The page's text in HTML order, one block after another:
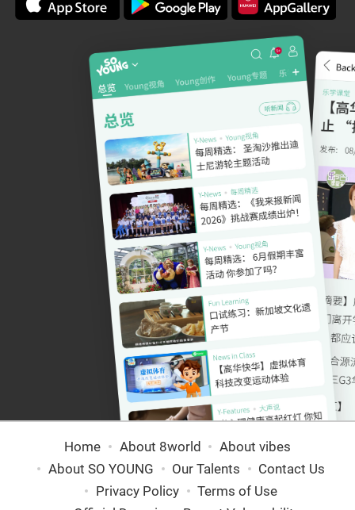
Home About 8world
About vibes
About SO YOUNG
Our Talents
Contact Us
Privacy Policy
Terms of Use